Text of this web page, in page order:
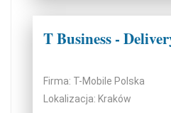
Firma: T-Mobile Polska
Lokalizacja: Kraków